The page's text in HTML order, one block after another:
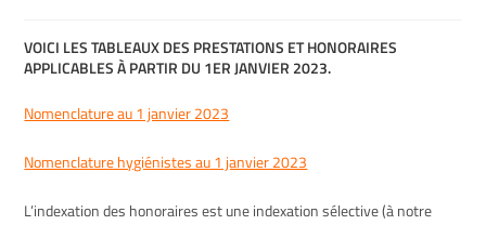
VOICI LES TABLEAUX DES PRESTATIONS ET HONORAIRES
APPLICABLES À PARTIR DU 1ER JANVIER 2023.
Nomenclature au 1 janvier 2023
Nomenclature hygiénistes au 1 janvier 2023
L’indexation des honoraires est une indexation sélective (à notre